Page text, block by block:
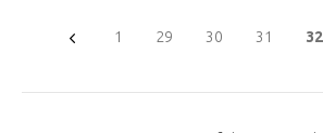
1 29 30 31 32